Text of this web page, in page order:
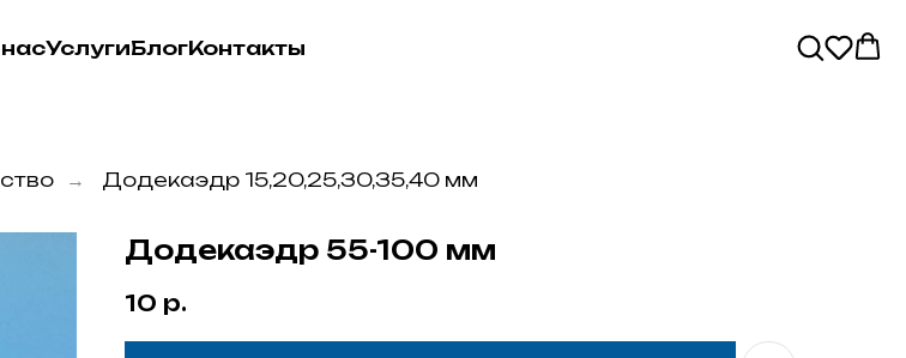
УслугиБлогКонтакты
→ Додекаэдр 15,20,25,30,35,40 мм
Додекаэдр 55-100 мм
10 р.